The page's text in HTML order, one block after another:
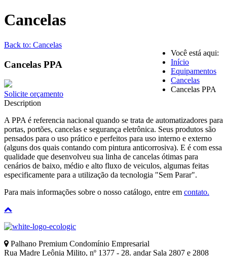
Cancelas
Você está aqui:
Início
Equipamentos
Cancelas
Cancelas PPA
Back to: Cancelas
Cancelas PPA
Solicite orçamento
Description
A PPA é referencia nacional quando se trata de automatizadores para
portas, portões, cancelas e segurança eletrônica. Seus produtos são
pensados para o uso prático e perfeitos para uso interno e externo
(alguns dos quais contando com pintura anticorrosiva). E é com essa
qualidade que desenvolveu sua linha de cancelas ótimas para
cenários de baixo, médio e alto fluxo de veiculos, algumas feitas
especificamente para a utilização da tecnologia "Sem Parar".
Para mais informações sobre o nosso catálogo, entre em contato.
Palhano Premium Condomínio Empresarial
Rua Madre Leônia Milito, nº 1377 - 28. andar Sala 2807 e 2808